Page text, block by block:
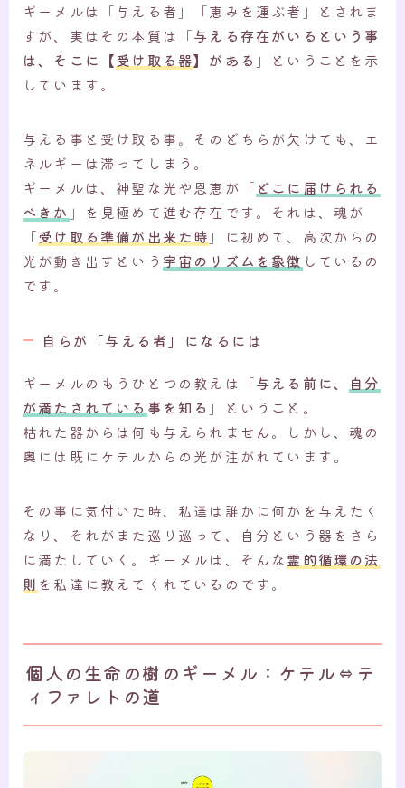
ギーメルは「与える者」「恵みを運ぶ者」とされま
すが、実はその本質は「与える存在がいるという事
は、そこに【受け取る器】がある 」ということを示
しています。
与える事と受け取る事。そのどちらが欠けても、エ
ネルギーは滞ってしまう。
ギーメルは、神聖な光や恩恵が「 どこに届けられる
べきか 」を見極めて進む存在です。それは、魂が
「受け取る準備が出来た時 」に初めて、高次からの
光が動き出すという 宇宙のリズムを象徴 しているの
です。
自らが「与える者」になるには
ギーメルのもうひとつの教えは「与える前に、
自分
が満たされている 事を知る 」ということ。
枯れた器からは何も与えられません。しかし、魂の
奥には既にケテルからの光が注がれています。
その事に気付いた時、私達は誰かに何かを与えたく
なり、それがまた巡り巡って、自分という器をさら
に満たしていく。ギーメルは、そんな霊的循環の法
則 を私達に教えてくれているのです。
個人の生命の樹のギーメル：ケテル⇔テ
ィファレトの道